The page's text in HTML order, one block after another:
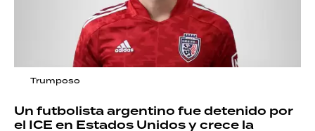
Trumposo
Un futbolista argentino fue detenido por
el ICE en Estados Unidos y crece la